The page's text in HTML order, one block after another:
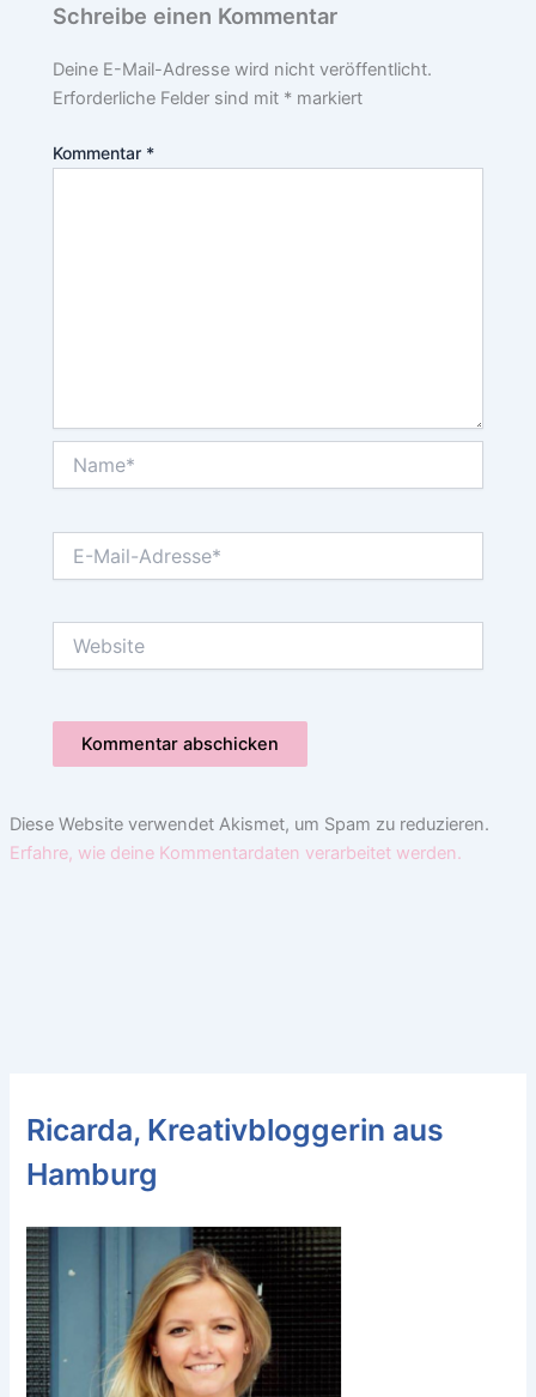
Schreibe einen Kommentar
Deine E-Mail-Adresse wird nicht veröffentlicht.
Erforderliche Felder sind mit * markiert
Kommentar *
Mail-
Diese Website verwendet Akismet, um Spam zu reduzieren.
Erfahre, wie deine Kommentardaten verarbeitet werden.
Ricarda, Kreativbloggerin aus
Hamburg